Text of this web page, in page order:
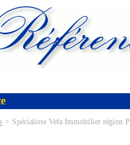
> Spécialiste Vefa Immobilier région